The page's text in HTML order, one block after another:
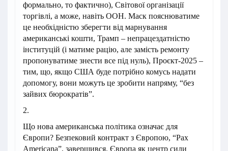
формально, то фактично), Світової організації
торгівлі, а може, навіть ООН. Маск пояснюватиме
це необхідністю зберегти від марнування
американські кошти, Трамп – непрацездатністю
інституцій (і матиме рацію, але замість ремонту
пропонуватиме знести все під нуль), Проєкт-2025 –
тим, що, якщо США буде потрібно комусь надати
допомогу, вони можуть це зробити напряму, “без
зайвих бюрократів”.
2.
Що нова американська політика означає для
Європи? Безпековий контракт з Європою, “Pax
Americana”, завершився. Європа як центр сили